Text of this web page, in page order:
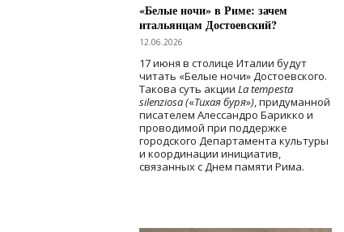
«Белые ночи» в Риме: зачем
итальянцам Достоевский?
12.06.2026
17 июня в столице Италии будут
читать «Белые ночи» Достоевского.
Такова суть акции La tempesta
silenziosa («Тихая буря»), придуманной
писателем Алессандро Барикко и
проводимой при поддержке
городского Департамента культуры
и координации инициатив,
связанных с Днем памяти Рима.